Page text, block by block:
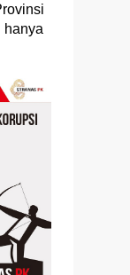
hanya